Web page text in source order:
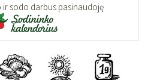
ir sodo darbus pasinaudoję